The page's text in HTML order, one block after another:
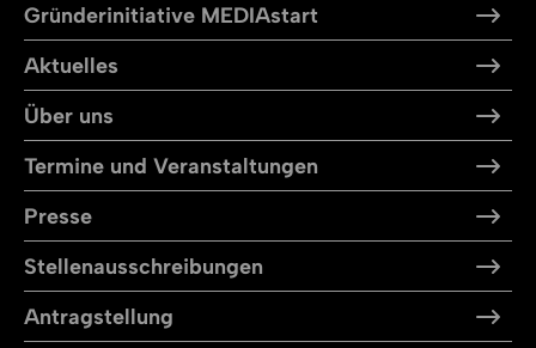
Gründerinitiative MEDIAstart
Aktuelles
Über uns
Termine und Veranstaltungen
Presse
Stellen­aus­schreibungen
Antragstellung